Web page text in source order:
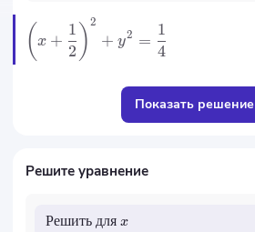
( x +
2
1 ) 2
+ y2 =
4
1
Показать решение
Решите уравнение
Решить для x